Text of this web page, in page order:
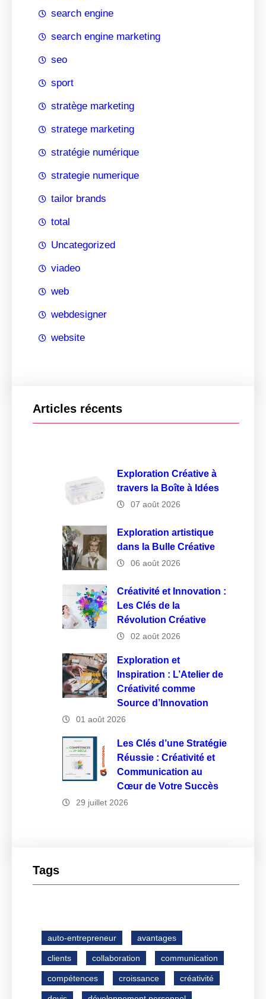
search engine
search engine marketing
seo
sport
stratège marketing
stratege marketing
stratégie numérique
strategie numerique
tailor brands
total
Uncategorized
viadeo
web
webdesigner
website
Articles récents
Exploration Créative à
travers la Boîte à Idées
07 août 2026
Exploration artistique
dans la Bulle Créative
06 août 2026
Créativité et Innovation :
Les Clés de la
Révolution Créative
02 août 2026
Exploration et
Inspiration : L’Atelier de
Créativité comme
Source d’Innovation
01 août 2026
Les Clés d’une Stratégie
Réussie : Créativité et
Communication au
Cœur de Votre Succès
29 juillet 2026
Tags
auto-entrepreneur avantages
clients collaboration communication
compétences croissance créativité